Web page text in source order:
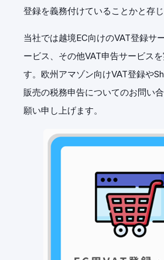
登録を義務付けていることかと存じ
当社では越境EC向けのVAT登録サ
ービス、その他VAT申告サービス
す。欧州アマゾン向けVAT登録や
販売の税務申告についてのお問い
願い申し上げます。